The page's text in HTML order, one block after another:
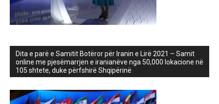
Dita e parë e Samitit Botëror për Iranin e Lirë 2021 – Samit
online me pjesëmarrjen e iranianëve nga 50,000 lokacione në
105 shtete, duke përfshirë Shqipërinë